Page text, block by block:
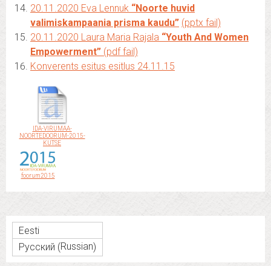
20.11.2020 Eva Lennuk “Noorte huvid
valimiskampaania prisma kaudu” (pptx fail)
20.11.2020 Laura Maria Rajala “Youth And Women
Empowerment” (pdf fail)
Konverents esitus esitlus 24.11.15
IDA-VIRUMAA-
NOORTEDOORUM-2015-
KUTSE
foorum2015
Eesti
Русский (Russian)